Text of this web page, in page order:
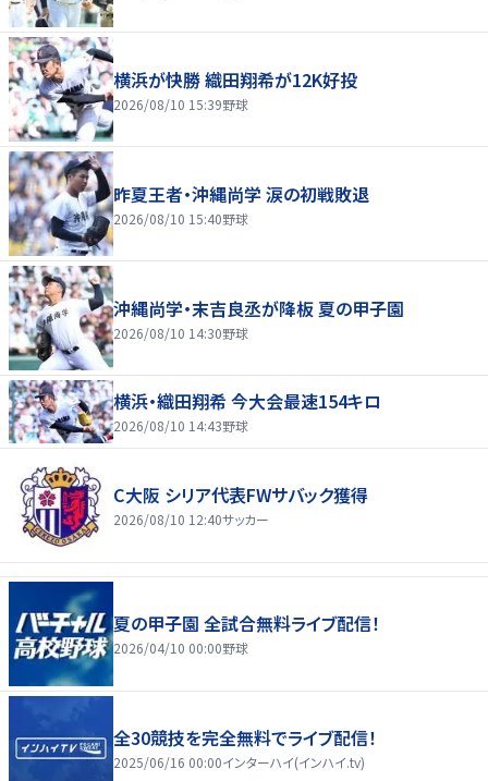
横浜が快勝 織田翔希が12K好投
2026/08/10 15:39野球
昨夏王者・沖縄尚学 涙の初戦敗退
2026/08/10 15:40野球
沖縄尚学・末吉良丞が降板 夏の甲子園
2026/08/10 14:30野球
横浜・織田翔希 今大会最速154キロ
2026/08/10 14:43野球
C大阪 シリア代表FWサバック獲得
2026/08/10 12:40サッカー
夏の甲子園 全試合無料ライブ配信！
2026/04/10 00:00野球
全30競技を完全無料でライブ配信！
2025/06/16 00:00インターハイ(インハイ.tv)